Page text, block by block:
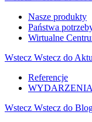
Nasze produkty
Państwa
Wirtualne
Wstecz Wstecz do
Referencje
WYDARZENIA
Wstecz Wstecz do